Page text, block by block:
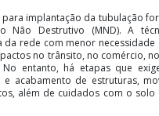
implantação da tubulação
Não Destrutivo (MND). A
da rede com menor
no trânsito, no comércio,
entanto, há etapas que
e acabamento de estruturas,
além de cuidados com o solo